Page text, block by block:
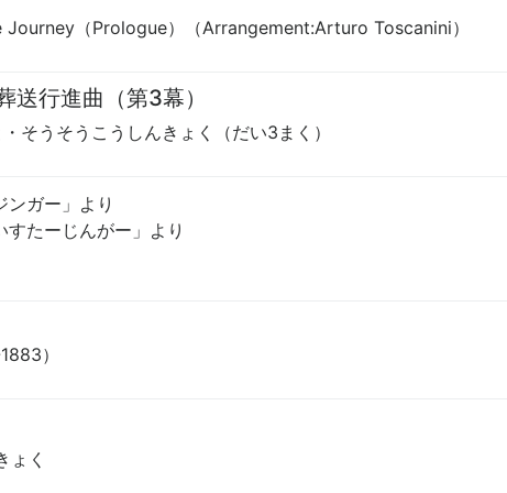
（Prologue）（Arrangement:Arturo Toscanini）
送行進曲（第3幕）
そうそうこうしんきょく（だい3まく）
ガー」より
たーじんがー」より
）
ょく